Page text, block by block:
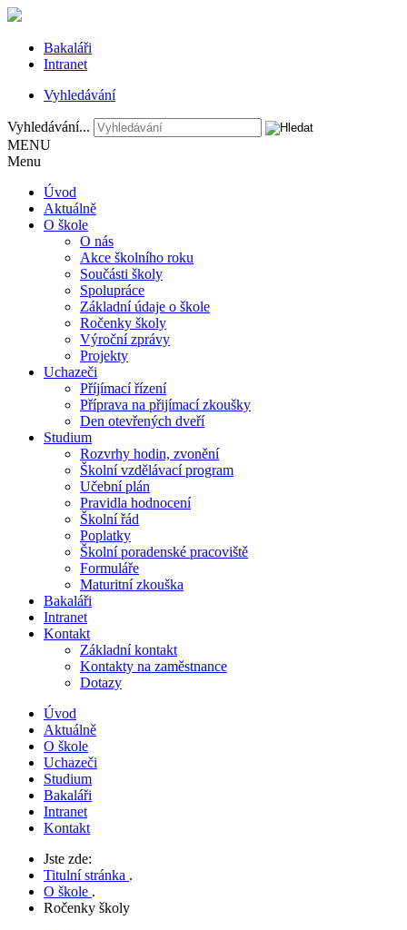
Bakaláři
Intranet
Vyhledávání
Vyhledávání...
MENU
Menu
Úvod
Aktuálně
O škole
O nás
Akce školního roku
Součásti školy
Spolupráce
Základní údaje o škole
Ročenky školy
Výroční zprávy
Projekty
Uchazeči
Příjímací řízení
Příprava na přijímací zkoušky
Den otevřených dveří
Studium
Rozvrhy hodin, zvonění
Školní vzdělávací program
Učební plán
Pravidla hodnocení
Školní řád
Poplatky
Školní poradenské pracoviště
Formuláře
Maturitní zkouška
Bakaláři
Intranet
Kontakt
Základní kontakt
Kontakty na zaměstnance
Dotazy
Úvod
Aktuálně
O škole
Uchazeči
Studium
Bakaláři
Intranet
Kontakt
Jste zde:
Titulní stránka .
O škole .
Ročenky školy